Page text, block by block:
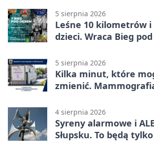
5 sierpnia 2026
Leśne 10 kilometrów i
dzieci. Wraca Bieg
5 sierpnia 2026
Kilka minut, które
zmienić.
4 sierpnia 2026
Syreny alarmowe i
Słupsku. To będą